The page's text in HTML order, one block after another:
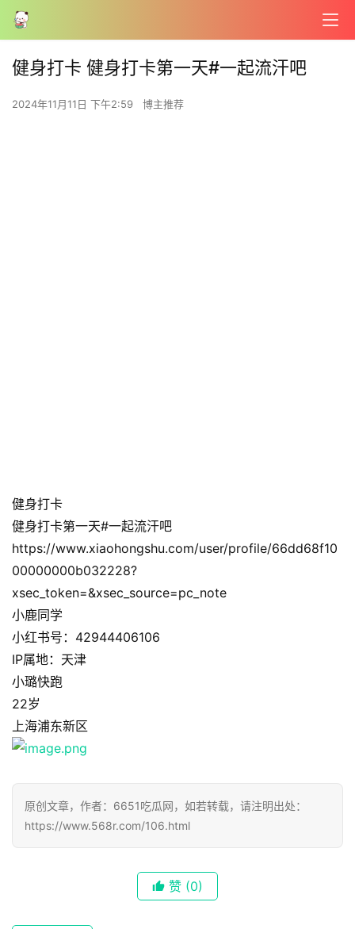
健身打卡 健身打卡第一天#一起流汗吧
2024年11月11日 下午2:59 博主推荐
健身打卡
健身打卡第一天#一起流汗吧
https://www.xiaohongshu.com/user/profile/66dd68f10
00000000b032228?
xsec_token=&xsec_source=pc_note
小鹿同学
小红书号：42944406106
IP属地：天津
小璐快跑
22岁
上海浦东新区
原创文章，作者：6651吃瓜网，如若转载，请注明出处：
https://www.568r.com/106.html
赞 (0)